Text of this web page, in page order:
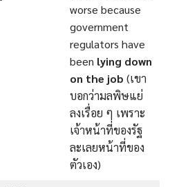
worse because
government
regulators have
been lying down
on the job (เขา
บอกว่ามลพิษแย่
ลงเรื่อย ๆ เพราะ
เจ้าหน้าที่ของรัฐ
ละเลยหน้าที่ของ
ตัวเอง)